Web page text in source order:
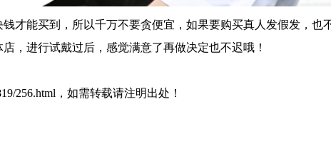
才能买到，所以千万不要贪便宜，如果要购买真人发假发，也
，进行试戴过后，感觉满意了再做决定也不迟哦！
256.html，如需转载请注明出处！